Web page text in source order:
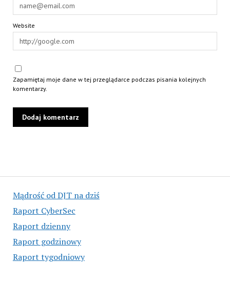
Mądrość od DJT na dziś
Raport CyberSec
Raport dzienny
Raport godzinowy
Raport tygodniowy
Website
Zapamiętaj moje dane w tej przeglądarce podczas pisania kolejnych
komentarzy.